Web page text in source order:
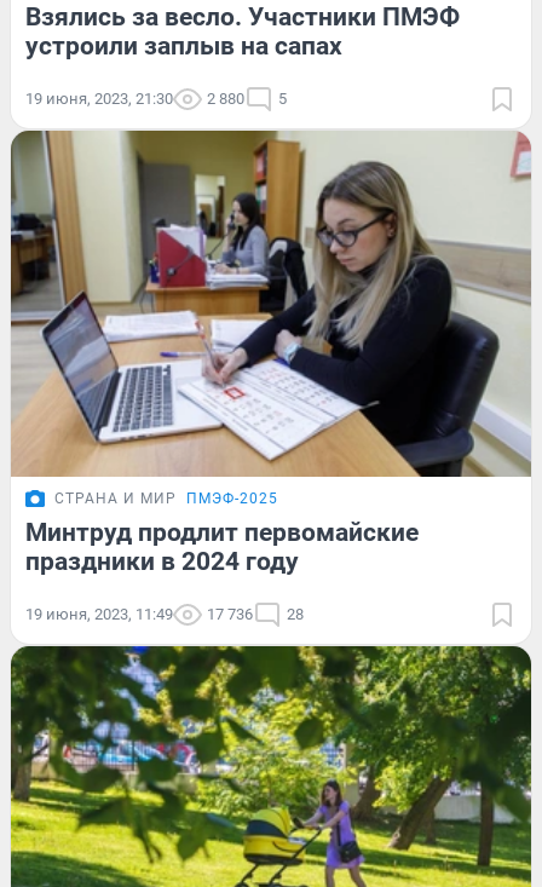
Взялись за весло. Участники ПМЭФ
устроили заплыв на сапах
19 июня, 2023, 21:30 2 880 5
СТРАНА И МИР ПМЭФ-2025
Минтруд продлит первомайские
праздники в 2024 году
19 июня, 2023, 11:49 17 736 28